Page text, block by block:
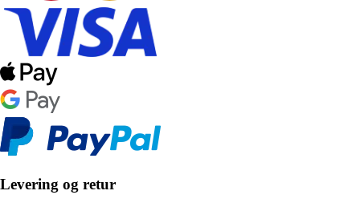
Levering og retur